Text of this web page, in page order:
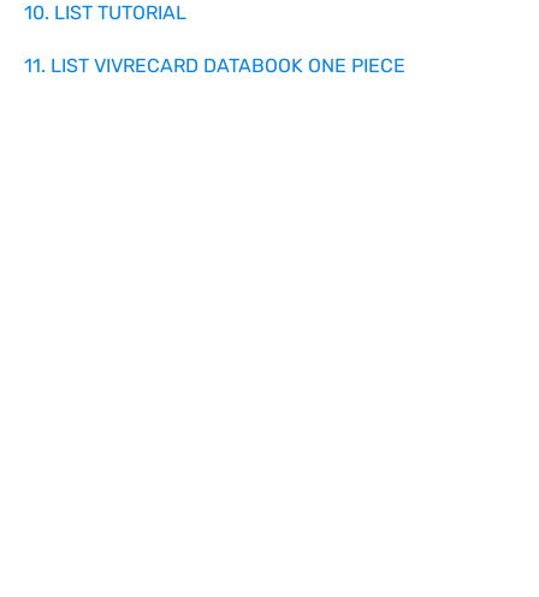
10. LIST TUTORIAL
11. LIST VIVRECARD DATABOOK ONE PIECE